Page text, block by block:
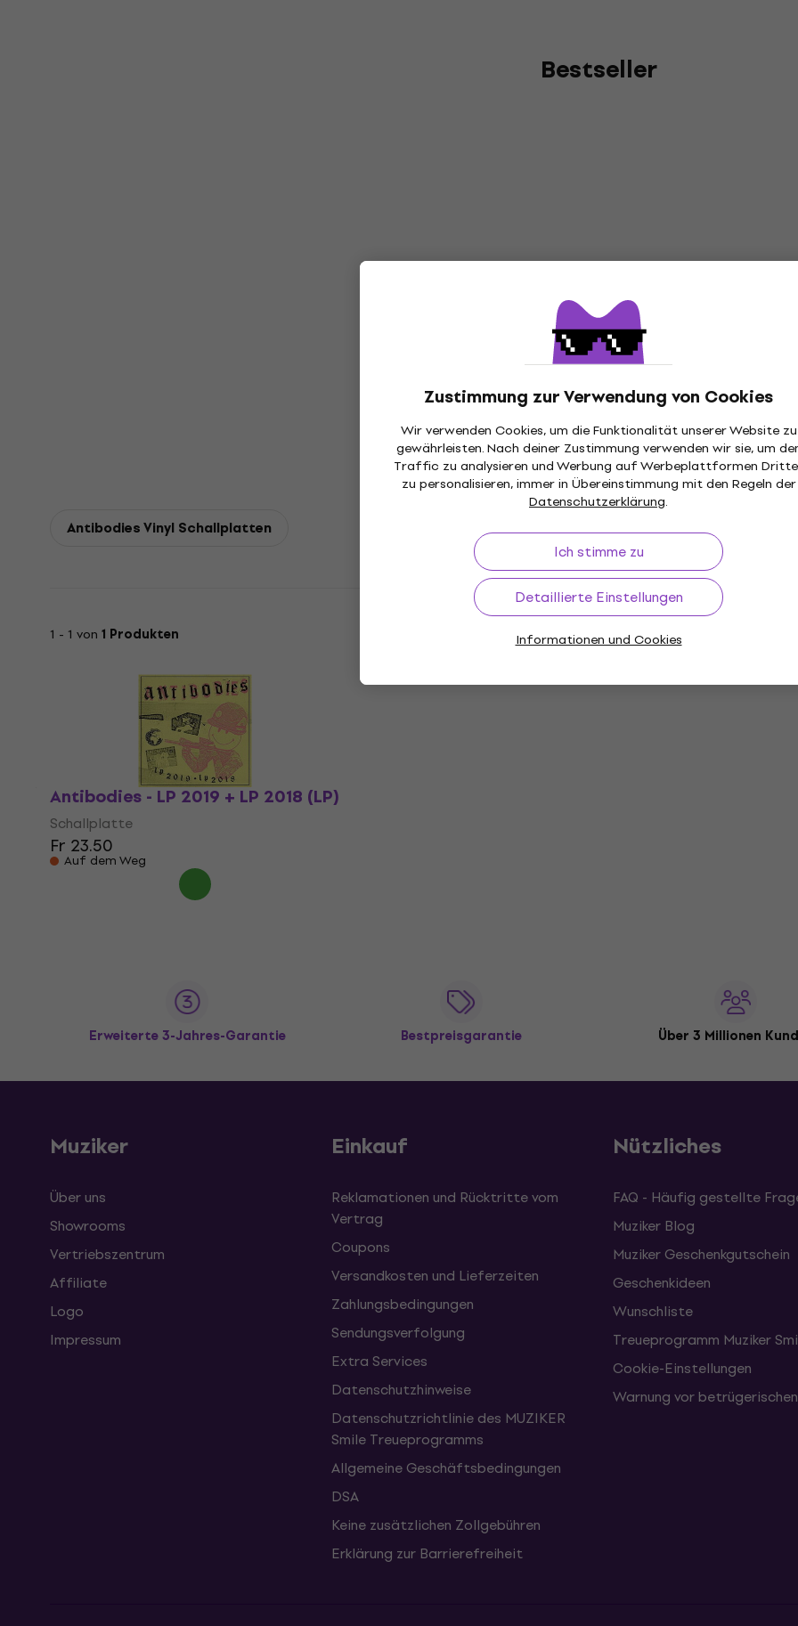
Zustimmung zur Verwendung von Cookies
Wir verwenden Cookies, um die Funktionalität unserer Website zu
gewährleisten. Nach deiner Zustimmung verwenden wir sie, um
Traffic zu analysieren und Werbung auf Werbeplattformen
zu personalisieren, immer in Übereinstimmung mit den Regeln der
Datenschutzerklärung.
Ich stimme zu
Detaillierte Einstellungen
Informationen und Cookies
Bestseller
Antibodies Vinyl Schallplatten
1 - 1 von 1 Produkten
Antibodies - LP 2019 + LP 2018 (LP)
Schallplatte
Fr 23.50
Auf dem Weg
Erweiterte 3-Jahres-Garantie Bestpreisgarantie Über 3 Millionen
Muziker
Über uns
Showrooms
Vertriebszentrum
Affiliate
Logo
Impressum
Einkauf
Reklamationen und Rücktritte vom
Vertrag
Coupons
Versandkosten und Lieferzeiten
Zahlungsbedingungen
Sendungsverfolgung
Extra Services
Datenschutzhinweise
Datenschutzrichtlinie des MUZIKER
Smile Treueprogramms
Allgemeine Geschäftsbedingungen
DSA
Keine zusätzlichen Zollgebühren
Erklärung zur Barrierefreiheit
Nützliches
FAQ - Häufig gestellte
Muziker Blog
Muziker Geschenkgutschein
Geschenkideen
Wunschliste
Treueprogramm Muziker
Cookie-Einstellungen
Warnung vor